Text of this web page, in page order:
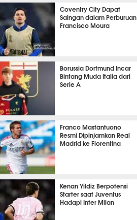
29 menit 2 detik lalu
Coventry City Dapat
Saingan dalam Perburuan
Francisco Moura
31 menit 5 detik lalu
Borussia Dortmund Incar
Bintang Muda Italia dari
Serie A
40 menit 45 detik lalu
Franco Mastantuono
Resmi Dipinjamkan Real
Madrid ke Fiorentina
41 menit 4 detik lalu
Kenan Yildiz Berpotensi
Starter saat Juventus
Hadapi Inter Milan